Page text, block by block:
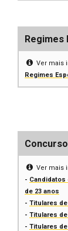
Regimes
Ver mais
Regimes
Ver mais
- Candidatos
de 23 anos
- Titulares
- Titulares
- Titulares